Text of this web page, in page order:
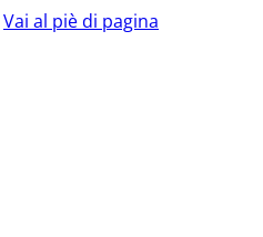
Vai al piè di pagina